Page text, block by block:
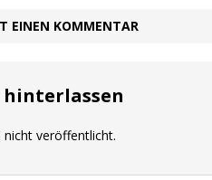
EINEN KOMMENTAR
nicht veröffentlicht.